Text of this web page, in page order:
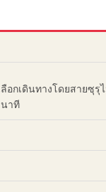
กเดินทางโดยสายซุรุ
นาที